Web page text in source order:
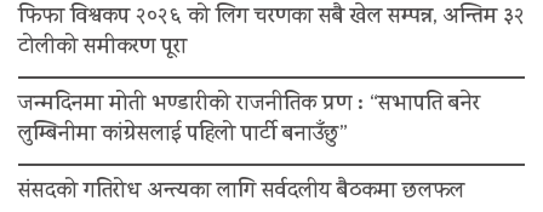
फिफा विश्वकप २०२६ को लिग चरणका सबै खेल सम्पन्न, अन्तिम ३२
टोलीको समीकरण पूरा
जन्मदिनमा मोती भण्डारीको राजनीतिक प्रण : “सभापति बनेर
लुम्बिनीमा कांग्रेसलाई पहिलो पार्टी बनाउँछु”
संसदको गतिरोध अन्त्यका लागि सर्वदलीय बैठकमा छलफल